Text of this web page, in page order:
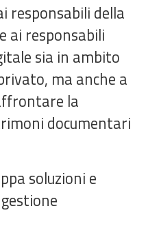
responsabili della
ai responsabili
sia in ambito
ma anche a
la
documentari
soluzioni e